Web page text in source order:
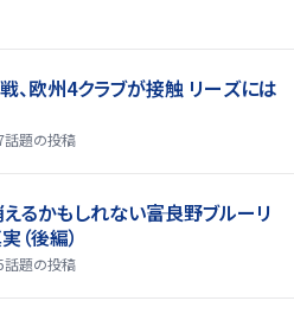
、欧州4クラブが接触 リーズには
話題の投稿
るかもしれない――富良野ブルーリ
（後編）
話題の投稿